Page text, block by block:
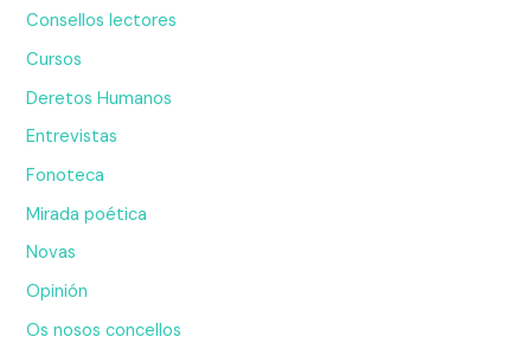
Consellos lectores
Cursos
Deretos Humanos
Entrevistas
Fonoteca
Mirada poética
Novas
Opinión
Os nosos concellos